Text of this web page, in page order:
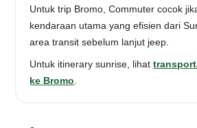
Untuk trip Bromo, Commuter cocok
kendaraan utama yang efisien dari
area transit sebelum lanjut jeep.
Untuk itinerary sunrise, lihat
ke Bromo